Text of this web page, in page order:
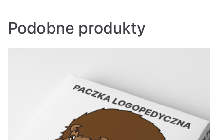
Podobne produkty